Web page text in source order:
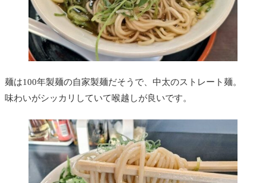
麺は100年製麺の自家製麺だそうで、中太のストレート麺。
味わいがシッカリしていて喉越しが良いです。